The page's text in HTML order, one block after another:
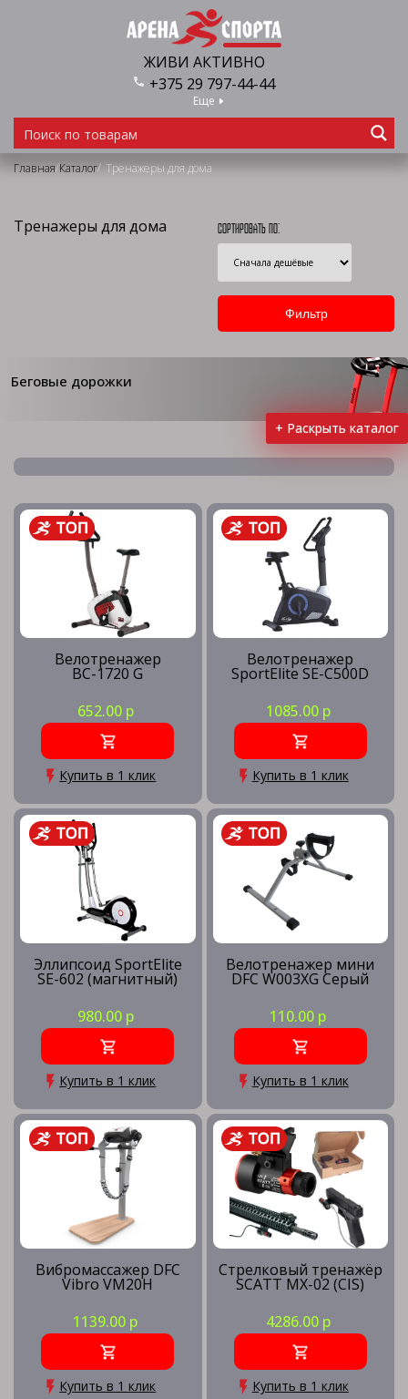
ЖИВИ АКТИВНО
+375 29 797-44-44
Еще
Главная/Каталог/ Тренажеры для дома
Тренажеры для дома Сортировать по:
Беговые дорожки
Эллиптические тренажеры
Велотренажеры
Вибромассажеры
Гиперэкстензия
Гребные тренажеры
Инверсионные столы
Комплектующие для тренажеров
Оборудование для пилатеса
Скамьи для пресса
+ Раскрыть каталог
Велотренажер
ВС-1720 G
652.00 р
Купить в 1 клик
Велотренажер
SportElite SE-C500D
1085.00 р
Купить в 1 клик
Эллипсоид SportElite
SE-602 (магнитный)
980.00 р
Купить в 1 клик
Велотренажер мини
DFC W003XG Серый
110.00 р
Купить в 1 клик
Вибромассажер DFC
Vibro VM20H
1139.00 р
Купить в 1 клик
Стрелковый тренажёр
SCATT MX-02 (CIS)
4286.00 р
Купить в 1 клик